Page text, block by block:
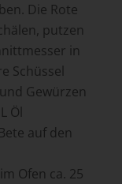
Die Rote
putzen
in
Schüssel
Gewürzen
Öl
auf den
Ofen ca. 25